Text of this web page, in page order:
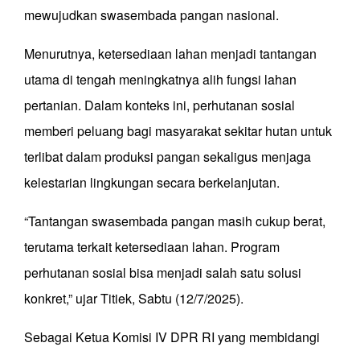
mewujudkan swasembada pangan nasional.
Menurutnya, ketersediaan lahan menjadi tantangan
utama di tengah meningkatnya alih fungsi lahan
pertanian. Dalam konteks ini, perhutanan sosial
memberi peluang bagi masyarakat sekitar hutan untuk
terlibat dalam produksi pangan sekaligus menjaga
kelestarian lingkungan secara berkelanjutan.
“Tantangan swasembada pangan masih cukup berat,
terutama terkait ketersediaan lahan. Program
perhutanan sosial bisa menjadi salah satu solusi
konkret,” ujar Titiek, Sabtu (12/7/2025).
Sebagai Ketua Komisi IV DPR RI yang membidangi